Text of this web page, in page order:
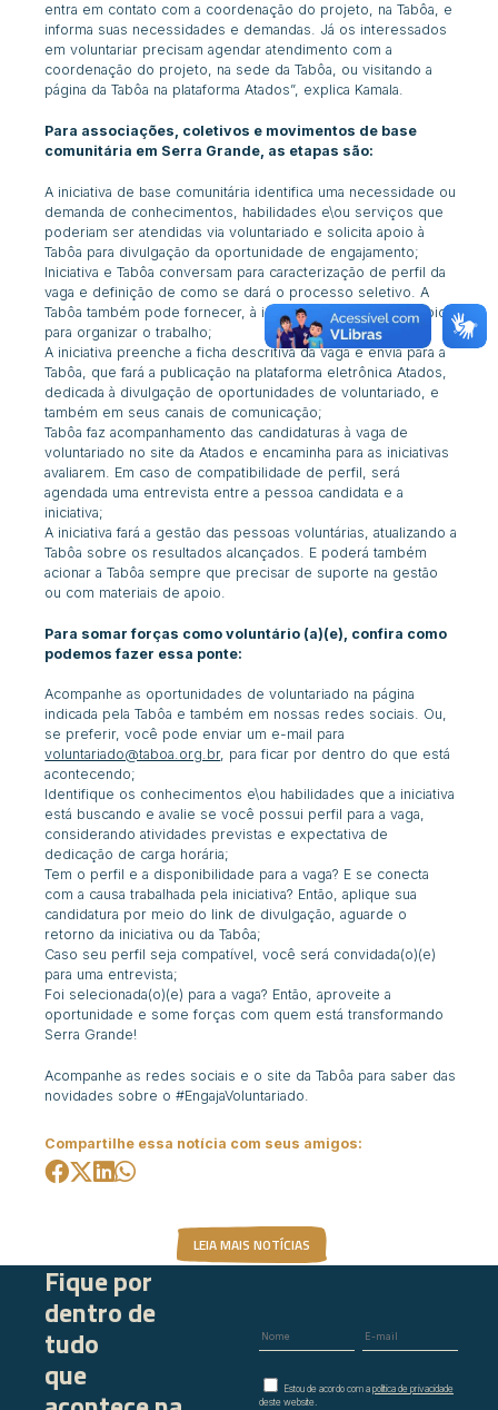
entra em contato com a coordenação do projeto, na Tabôa, e
informa suas necessidades e demandas. Já os interessados
em voluntariar precisam agendar atendimento com a
coordenação do projeto, na sede da Tabôa, ou visitando a
página da Tabôa na plataforma Atados”, explica Kamala.
Para associações, coletivos e movimentos de base
comunitária em Serra Grande, as etapas são:
A iniciativa de base comunitária identifica uma necessidade ou
demanda de conhecimentos, habilidades e\ou serviços que
poderiam ser atendidas via voluntariado e solicita apoio à
Tabôa para divulgação da oportunidade de engajamento;
Iniciativa e Tabôa conversam para caracterização de perfil da
vaga e definição de como se dará o processo seletivo. A
Tabôa também pode fornecer, à iniciativa, materiais de apoio
para organizar o trabalho;
A iniciativa preenche a ficha descritiva da vaga e envia para a
Tabôa, que fará a publicação na plataforma eletrônica Atados,
dedicada à divulgação de oportunidades de voluntariado, e
também em seus canais de comunicação;
Tabôa faz acompanhamento das candidaturas à vaga de
voluntariado no site da Atados e encaminha para as iniciativas
avaliarem. Em caso de compatibilidade de perfil, será
agendada uma entrevista entre a pessoa candidata e a
iniciativa;
A iniciativa fará a gestão das pessoas voluntárias, atualizando a
Tabôa sobre os resultados alcançados. E poderá também
acionar a Tabôa sempre que precisar de suporte na gestão
ou com materiais de apoio.
Para somar forças como voluntário (a)(e), confira como
podemos fazer essa ponte:
Acompanhe as oportunidades de voluntariado na página
indicada pela Tabôa e também em nossas redes sociais. Ou,
se preferir, você pode enviar um e-mail para
voluntariado@taboa.org.br, para ficar por dentro do que está
acontecendo;
Identifique os conhecimentos e\ou habilidades que a iniciativa
está buscando e avalie se você possui perfil para a vaga,
considerando atividades previstas e expectativa de
dedicação de carga horária;
Tem o perfil e a disponibilidade para a vaga? E se conecta
com a causa trabalhada pela iniciativa? Então, aplique sua
candidatura por meio do link de divulgação, aguarde o
retorno da iniciativa ou da Tabôa;
Caso seu perfil seja compatível, você será convidada(o)(e)
para uma entrevista;
Foi selecionada(o)(e) para a vaga? Então, aproveite a
oportunidade e some forças com quem está transformando
Serra Grande!
Acompanhe as redes sociais e o site da Tabôa para saber das
novidades sobre o #EngajaVoluntariado.
Compartilhe essa notícia com seus amigos:
LEIA MAIS NOTÍCIAS
Fique por
dentro de
tudo
que Estou de acordo com a política de privacidade
deste website.